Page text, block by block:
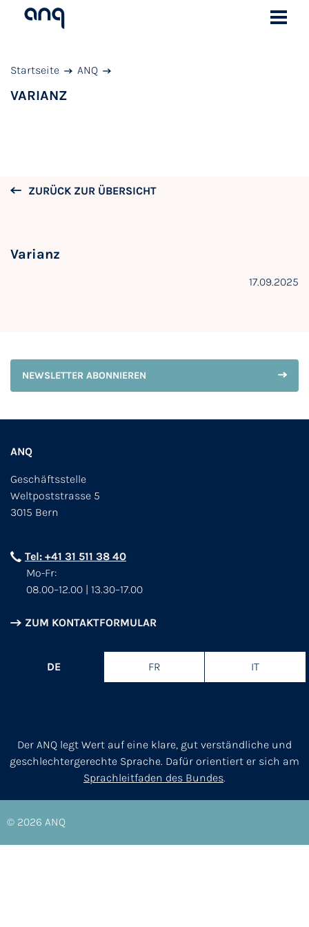
Startseite ANQ
VARIANZ
ZURÜCK ZUR ÜBERSICHT
Varianz
17.09.2025
NEWSLETTER ABONNIEREN
ANQ
Geschäftsstelle
Weltpoststrasse 5
3015 Bern
Tel: +41 31 511 38 40
Mo-Fr:
08.00–12.00 | 13.30–17.00
ZUM KONTAKTFORMULAR
DE FR IT
Der ANQ legt Wert auf eine klare, gut verständliche und
geschlechtergerechte Sprache. Dafür orientiert er sich am
Sprachleitfaden des Bundes.
© 2026 ANQ